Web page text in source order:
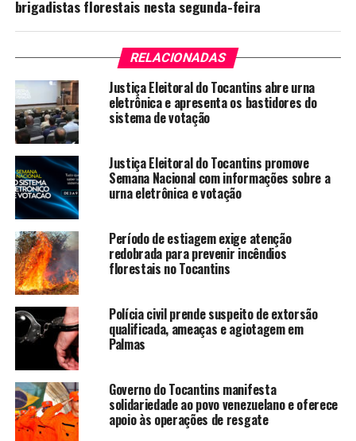
brigadistas florestais nesta segunda-feira
RELACIONADAS
Justiça Eleitoral do Tocantins abre urna
eletrônica e apresenta os bastidores do
sistema de votação
Justiça Eleitoral do Tocantins promove
Semana Nacional com informações sobre a
urna eletrônica e votação
Período de estiagem exige atenção
redobrada para prevenir incêndios
florestais no Tocantins
Polícia civil prende suspeito de extorsão
qualificada, ameaças e agiotagem em
Palmas
Governo do Tocantins manifesta
solidariedade ao povo venezuelano e oferece
apoio às operações de resgate